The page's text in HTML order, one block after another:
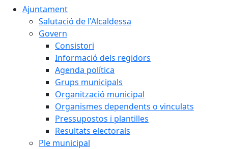
Ajuntament
Salutació de l'Alcaldessa
Govern
Consistori
Informació dels regidors
Agenda política
Grups municipals
Organització municipal
Organismes dependents o vinculats
Pressupostos i plantilles
Resultats electorals
Ple municipal